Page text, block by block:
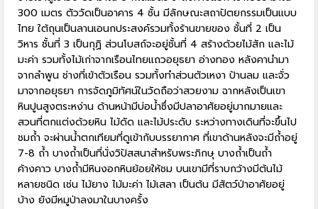
300 เมตร ตัววัดเป็นอาคาร 4 ชั้น มีลักษณะสถาปัตยกรรมเป็นแบบ
ไทย ใต้ถุนเป็นลานเอนกประสงค์รวมทั้งร้านขายของ ชั้นที่ 2 เป็น
วิหาร ชั้นที่ 3 เป็นกุฏิ ส่วนโบสถ์จะอยู่ชั้นที่ 4 สร้างด้วยไม้สัก และไม้
มะค่า รวมทั้งไม้เก่าจากเรือนไทยแถวอยุธยา อ่างทอง หลังคานำมา
จากลำพูน ช่างที่เข้าตัวเรือน รวมทั้งทำส่วนตัวเหงา ป้านลม และจั่ว
มาจากอยุธยา การจัดภูมิทัศน์ในวัดถือว่าสวยงาม ฉากหลังเป็นเขา
หินปูนสูงตระหง่าน ด้านหน้ามีบ่อน้ำซึ่งมีปลาอาศัยอยู่มากมายและ
สวนที่ตกแต่งด้วยหิน ไม้ดัด และไม้ประดับ ระหว่างทางเดินที่จะขึ้นไป
ชมถ้ำ จะผ่านน้ำตกเทียมที่ดูเข้ากับบรรยากาศ ที่เขาด้านหลังจะมีถ้ำอยู่
7-8 ถ้ำ บางถ้ำเป็นที่นั่งวิปัสสนาสำหรับพระภิกษุ บางถ้ำเป็นถ้ำ
ค้างคาว บางถ้ำมีหินงอกหินย้อยให้ชม บนเขามีที่ราบกว้างมีต้นไม้
หลายชนิด เช่น ไม้ยาง ไม้มะค่า ไม้เสลา เป็นต้น มีสัตว์ป่าอาศัยอยู่
บ้าง ยังมีหมูป่าลงมาในบางครั้ง